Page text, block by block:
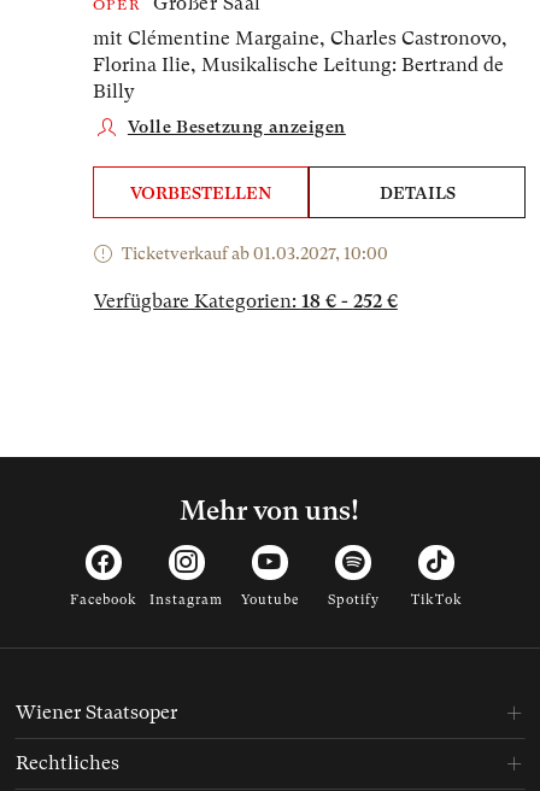
OPER
mit Clémentine Margaine, Charles Castronovo,
Florina Ilie, Musikalische Leitung: Bertrand de
Billy
Volle Besetzung anzeigen
VORBESTELLEN DETAILS
Ticketverkauf ab 01.03.2027, 10:00
Verfügbare Kategorien: 18 € - 252 €
Mehr von uns!
Facebook Instagram Youtube Spotify TikTok
Wiener Staatsoper
Rechtliches